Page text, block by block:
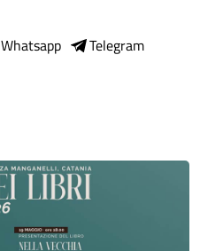
Whatsapp
Telegram